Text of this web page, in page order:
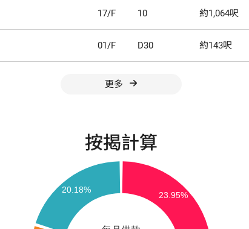
17/F 10 約1,064呎
01/F D30 約143呎
更多
按揭計算